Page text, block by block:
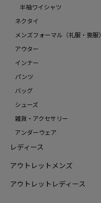
半袖ワイシャツ
ネクタイ
メンズフォーマル（礼服・喪服）
アウター
インナー
パンツ
バッグ
シューズ
雑貨・アクセサリー
アンダーウェア
レディース
アウトレットメンズ
アウトレットレディース